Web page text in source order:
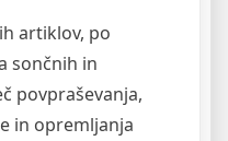
artiklov, po
sončnih in
povpraševanja,
in opremljanja